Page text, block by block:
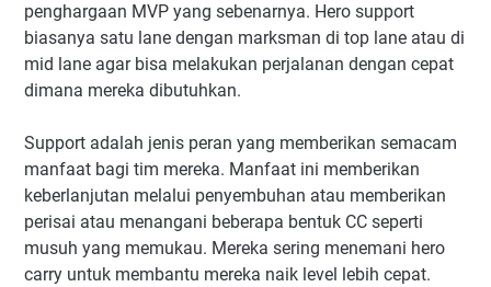
penghargaan MVP yang sebenarnya. Hero support
biasanya satu lane dengan marksman di top lane atau di
mid lane agar bisa melakukan perjalanan dengan cepat
dimana mereka dibutuhkan.
Support adalah jenis peran yang memberikan semacam
manfaat bagi tim mereka. Manfaat ini memberikan
keberlanjutan melalui penyembuhan atau memberikan
perisai atau menangani beberapa bentuk CC seperti
musuh yang memukau. Mereka sering menemani hero
carry untuk membantu mereka naik level lebih cepat.